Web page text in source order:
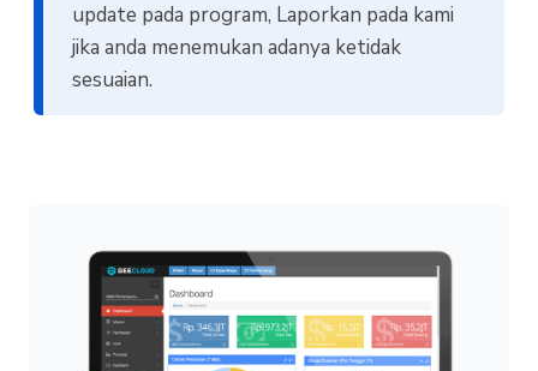
update pada program, Laporkan pada kami
jika anda menemukan adanya ketidak
sesuaian.